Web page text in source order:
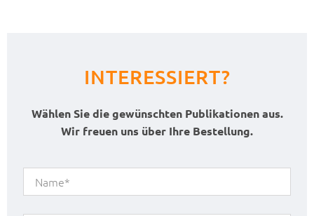
INTERESSIERT?
Wählen Sie die gewünschten Publikationen aus.
Wir freuen uns über Ihre Bestellung.